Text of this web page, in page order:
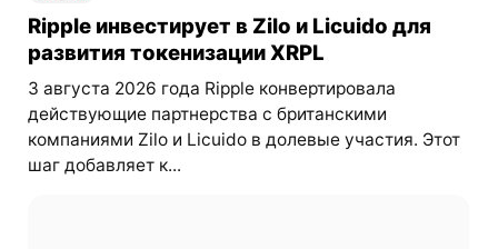
Ripple инвестирует в Zilo и Licuido для
развития токенизации XRPL
3 августа 2026 года Ripple конвертировала
действующие партнерства с британскими
компаниями Zilo и Licuido в долевые участия. Этот
шаг добавляет к...